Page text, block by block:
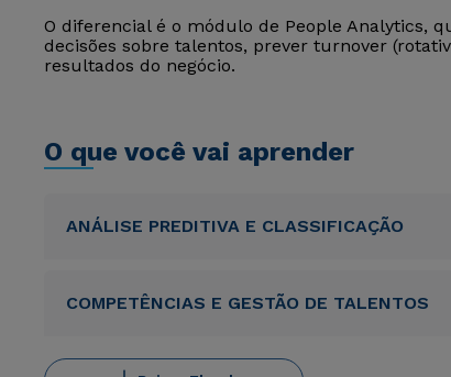
O diferencial é o módulo de People Analytics,
decisões sobre talentos, prever turnover
resultados do negócio.
O que você vai aprender
ANÁLISE PREDITIVA E CLASSIFICAÇÃO
COMPETÊNCIAS E GESTÃO DE TALENTOS